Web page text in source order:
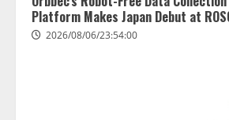
レアラ、『AIは
推薦するのか』
Platform Makes Japan Debut at
2026/08/06/23:54:00